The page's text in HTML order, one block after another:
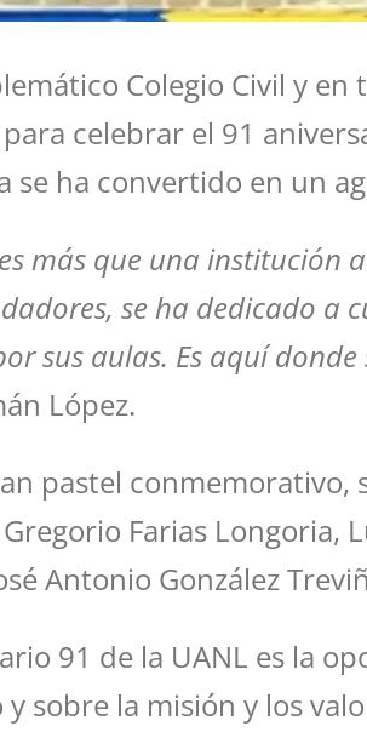
Colegio Civil y
celebrar el 91
se ha convertido en un
es más que una
se ha dedicado a
sus aulas. Es aquí
López.
pastel conmemorativo,
Farias Longoria,
Antonio González
91 de la UANL es la
sobre la misión y los